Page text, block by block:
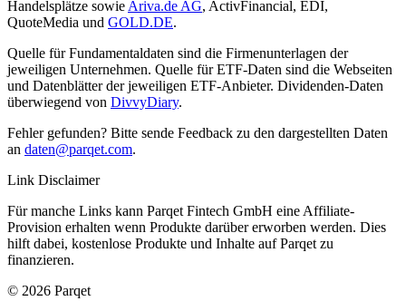
Handelsplätze sowieAriva.de AG, ActivFinancial, EDI,
QuoteMedia und GOLD.DE.
Quelle für Fundamentaldaten sind die Firmenunterlagen der
jeweiligen Unternehmen. Quelle für ETF-Daten sind die Webseiten
und Datenblätter der jeweiligen ETF-Anbieter. Dividenden-Daten
überwiegend von DivvyDiary.
Fehler gefunden? Bitte sende Feedback zu den dargestellten Daten
an daten@parqet.com.
Link Disclaimer
Für manche Links kann Parqet Fintech GmbH eine Affiliate-
Provision erhalten wenn Produkte darüber erworben werden. Dies
hilft dabei, kostenlose Produkte und Inhalte auf Parqet zu
finanzieren.
© 2026 Parqet